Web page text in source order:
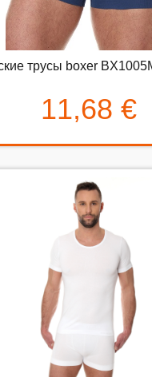
трусы boxer
11,68 €